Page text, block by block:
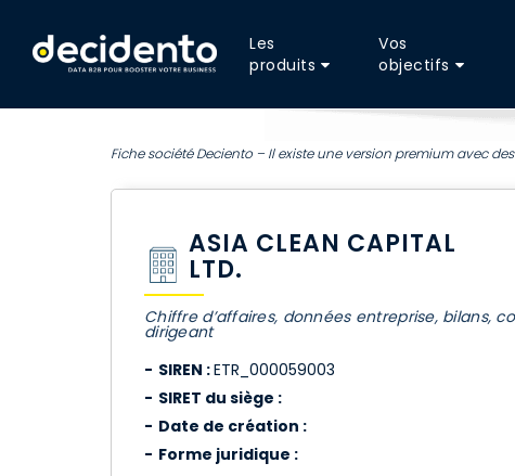
Les
produits
Vos
objectifs
Fiche société Deciento – Il existe une version premium avec
ASIA CLEAN CAPITAL
LTD.
Chiffre d’affaires, données entreprise, bilans,
dirigeant
SIREN :ETR_000059003
SIRET du siège :
Date de création :
Forme juridique :